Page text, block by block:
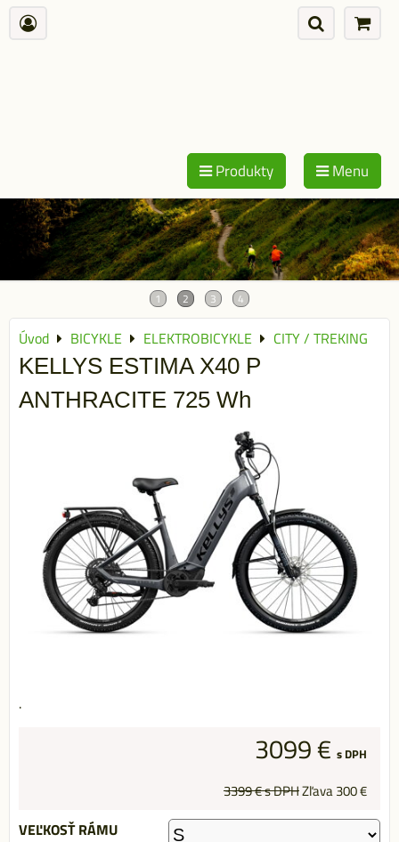
Produkty Menu
Úvod BICYKLE ELEKTROBICYKLE CITY / TREKING
KELLYS ESTIMA X40 P
ANTHRACITE 725 Wh
.
3099 € s DPH
3399 €s DPHZľava300 €
VEĽKOSŤ RÁMU